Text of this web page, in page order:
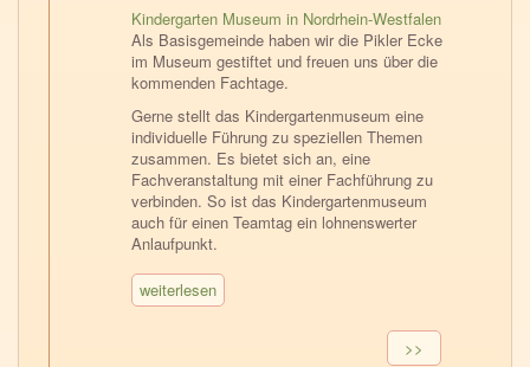
Kindergarten Museum in Nordrhein-Westfalen
Als Basisgemeinde haben wir die Pikler Ecke
im Museum gestiftet und freuen uns über die
kommenden Fachtage.
Gerne stellt das Kindergartenmuseum eine
individuelle Führung zu speziellen Themen
zusammen. Es bietet sich an, eine
Fachveranstaltung mit einer Fachführung zu
verbinden. So ist das Kindergartenmuseum
auch für einen Teamtag ein lohnenswerter
Anlaufpunkt.
weiterlesen
Nächste
>>